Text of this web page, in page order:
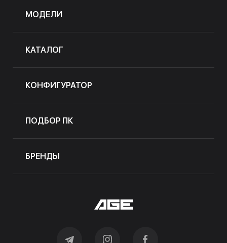
МОДЕЛИ
КАТАЛОГ
КОНФИГУРАТОР
ПОДБОР ПК
БРЕНДЫ